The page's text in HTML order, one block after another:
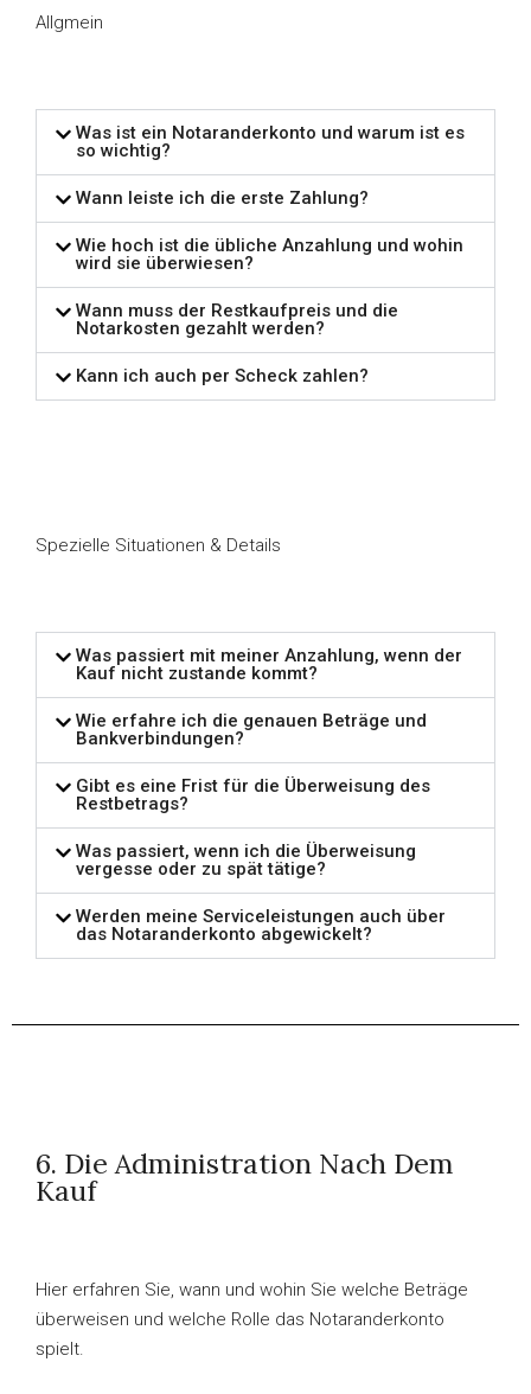
Allgmein
Was ist ein Notaranderkonto und warum ist es
so wichtig?
Wann leiste ich die erste Zahlung?
Wie hoch ist die übliche Anzahlung und wohin
wird sie überwiesen?
Wann muss der Restkaufpreis und die
Notarkosten gezahlt werden?
Kann ich auch per Scheck zahlen?
Spezielle Situationen & Details
Was passiert mit meiner Anzahlung, wenn der
Kauf nicht zustande kommt?
Wie erfahre ich die genauen Beträge und
Bankverbindungen?
Gibt es eine Frist für die Überweisung des
Restbetrags?
Was passiert, wenn ich die Überweisung
vergesse oder zu spät tätige?
Werden meine Serviceleistungen auch über
das Notaranderkonto abgewickelt?
6. Die Administration Nach Dem
Kauf
Hier erfahren Sie, wann und wohin Sie welche Beträge
überweisen und welche Rolle das Notaranderkonto
spielt.